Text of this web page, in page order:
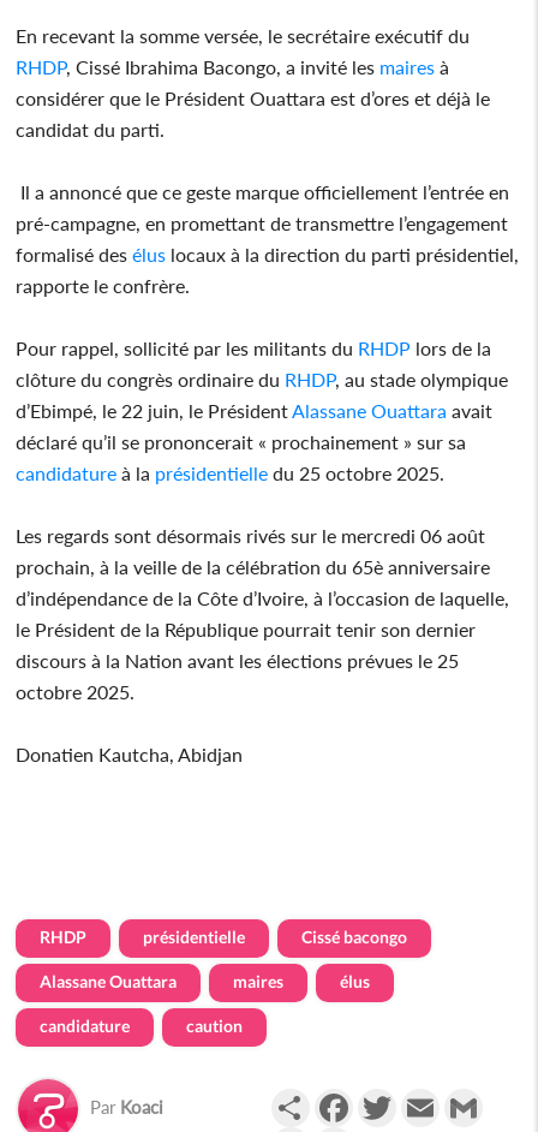
En recevant la somme versée, le secrétaire exécutif du
RHDP, Cissé Ibrahima Bacongo, a invité les maires à
considérer que le Président Ouattara est d’ores et déjà le
candidat du parti.
Il a annoncé que ce geste marque officiellement l’entrée en
pré-campagne, en promettant de transmettre l’engagement
formalisé desélus locaux à la direction du parti présidentiel,
rapporte le confrère.
Pour rappel, sollicité par les militants du RHDP lors de la
clôture du congrès ordinaire du RHDP, au stade olympique
d’Ebimpé, le 22 juin, le Président Alassane Ouattara avait
déclaré qu’il se prononcerait « prochainement » sur sa
candidature à la présidentielle du 25 octobre 2025.
Les regards sont désormais rivés sur le mercredi 06 août
prochain, à la veille de la célébration du 65è anniversaire
d’indépendance de la Côte d’Ivoire, à l’occasion de laquelle,
le Président de la République pourrait tenir son dernier
discours à la Nation avant les élections prévues le 25
octobre 2025.
Donatien Kautcha, Abidjan
RHDP présidentielle Cissé bacongo
Alassane Ouattara maires élus
candidature caution
Par Koaci PartagerFacebookTwitterEmail